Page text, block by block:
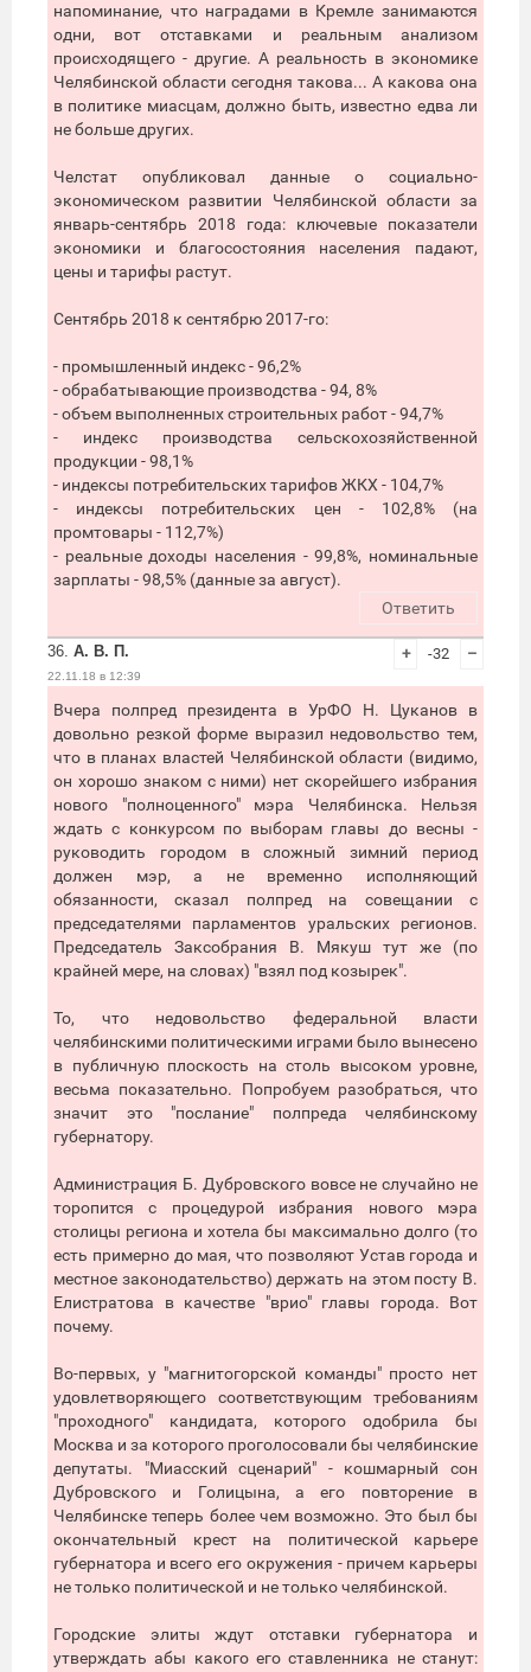
напоминание, что наградами в Кремле занимаются
одни, вот отставками и реальным анализом
происходящего - другие. А реальность в экономике
Челябинской области сегодня такова... А какова она
в политике миасцам, должно быть, известно едва ли
не больше других.
Челстат опубликовал данные о социально-
экономическом развитии Челябинской области за
январь-сентябрь 2018 года: ключевые показатели
экономики и благосостояния населения падают,
цены и тарифы растут.
Сентябрь 2018 к сентябрю 2017-го:
- промышленный индекс - 96,2%
- обрабатывающие производства - 94, 8%
- объем выполненных строительных работ - 94,7%
- индекс производства сельскохозяйственной
продукции - 98,1%
- индексы потребительских тарифов ЖКХ - 104,7%
- индексы потребительских цен - 102,8% (на
промтовары - 112,7%)
- реальные доходы населения - 99,8%, номинальные
зарплаты - 98,5% (данные за август).
Ответить
36. А. В. П.
22.11.18 в 12:39
+ -32 –
Вчера полпред президента в УрФО Н. Цуканов в
довольно резкой форме выразил недовольство тем,
что в планах властей Челябинской области (видимо,
он хорошо знаком с ними) нет скорейшего избрания
нового "полноценного" мэра Челябинска. Нельзя
ждать с конкурсом по выборам главы до весны -
руководить городом в сложный зимний период
должен мэр, а не временно исполняющий
обязанности, сказал полпред на совещании с
председателями парламентов уральских регионов.
Председатель Заксобрания В. Мякуш тут же (по
крайней мере, на словах) "взял под козырек".
То, что недовольство федеральной власти
челябинскими политическими играми было вынесено
в публичную плоскость на столь высоком уровне,
весьма показательно. Попробуем разобраться, что
значит это "послание" полпреда челябинскому
губернатору.
Администрация Б. Дубровского вовсе не случайно не
торопится с процедурой избрания нового мэра
столицы региона и хотела бы максимально долго (то
есть примерно до мая, что позволяют Устав города и
местное законодательство) держать на этом посту В.
Елистратова в качестве "врио" главы города. Вот
почему.
Во-первых, у "магнитогорской команды" просто нет
удовлетворяющего соответствующим требованиям
"проходного" кандидата, которого одобрила бы
Москва и за которого проголосовали бы челябинские
депутаты. "Миасский сценарий" - кошмарный сон
Дубровского и Голицына, а его повторение в
Челябинске теперь более чем возможно. Это был бы
окончательный крест на политической карьере
губернатора и всего его окружения - причем карьеры
не только политической и не только челябинской.
Городские элиты ждут отставки губернатора и
утверждать абы какого его ставленника не станут: